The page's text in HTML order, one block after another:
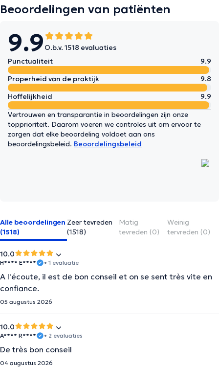
Beoordelingen van patiënten
9.9 O.b.v. 1518 evaluaties
Punctualiteit
9.9
Properheid van de praktijk
9.8
Hoffelijkheid
9.9
Vertrouwen en transparantie in beoordelingen zijn onze
topprioriteit. Daarom voeren we controles uit om ervoor te
zorgen dat elke beoordeling voldoet aan ons
beoordelingsbeleid. Beoordelingsbeleid
Alle beoordelingen
(1518)
Zeer tevreden
(1518)
Matig
tevreden (0)
Weinig
tervreden (0)
10.0
H**** E**** • 1 evaluatie
A l'écoute, il est de bon conseil et on se sent très vite en
confiance.
05 augustus 2026
10.0
A**** R**** • 2 evaluaties
De très bon conseil
04 augustus 2026